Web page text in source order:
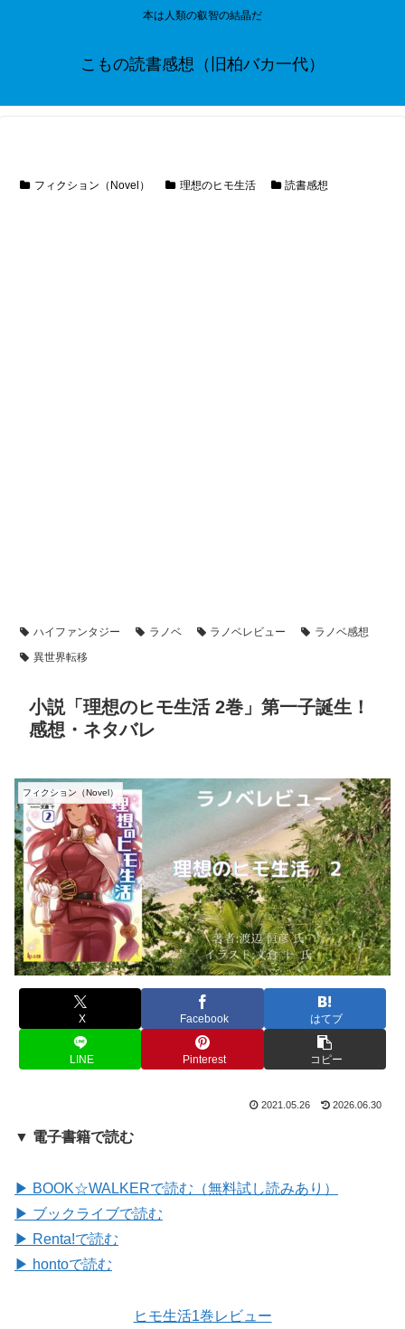
本は人類の叡智の結晶だ
こもの読書感想（旧柏バカ一代）
フィクション（Novel） 理想のヒモ生活 読書感想
ハイファンタジー ラノベ ラノベレビュー
ラノベ感想
異世界転移
小説「理想のヒモ生活 2巻」第一子誕生！
感想・ネタバレ
フィクション（Novel）
X Facebook はてブ
LINE Pinterest コピー
2021.05.26 2026.06.30
▼ 電子書籍で読む
▶ BOOK☆WALKERで読む（無料試し読みあり）
▶ ブックライブで読む
▶ Renta!で読む
▶ hontoで読む
ヒモ生活1巻レビュー